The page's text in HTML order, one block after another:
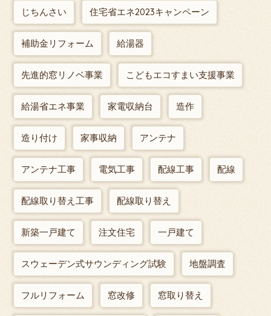
じちんさい 住宅省エネ2023キャンペーン
補助金リフォーム 給湯器
先進的窓リノベ事業 こどもエコすまい支援事業
給湯省エネ事業 家電収納台 造作
造り付け 家事収納 アンテナ
アンテナ工事 電気工事 配線工事 配線
配線取り替え工事 配線取り替え
新築一戸建て 注文住宅 一戸建て
スウェーデン式サウンディング試験 地盤調査
フルリフォーム 窓改修 窓取り替え